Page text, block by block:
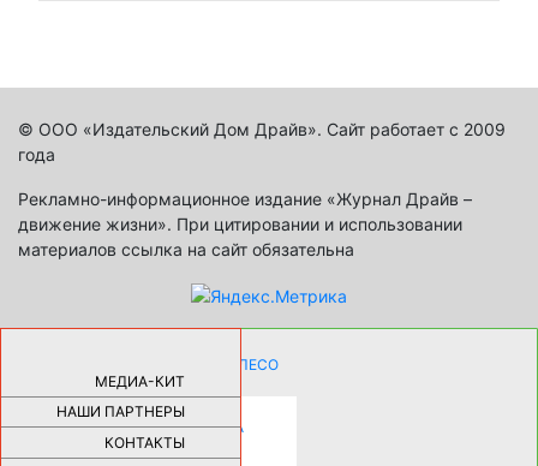
© ООО «Издательский Дом Драйв». Сайт работает с 2009
года
Рекламно-информационное издание «Журнал Драйв –
движение жизни». При цитировании и использовании
материалов ссылка на сайт обязательна
МЕДИА-КИТ
НАШИ ПАРТНЕРЫ
КОНТАКТЫ
КАК ДЕВУШКЕ ПОМЕНЯТЬ КОЛЕСО
НА АВТОМОБИЛЕ |69189
НОВЫЕ РАЗРАБОТКИ ДЛЯ
ОЗДОРОВЛЕНИЯ ОРГАНИЗМА
ПЛАТФОРМА ШУМАННА 3Д И
КАПСУЛА ЗДОРОВЬЯ |28296